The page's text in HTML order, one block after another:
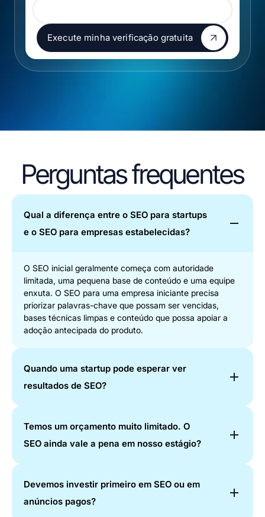
Execute minha verificação gratuita
Execute minha verificação gratuita
Perguntas frequentes
Qual a diferença entre o SEO para startups
e o SEO para empresas estabelecidas?
O SEO inicial geralmente começa com autoridade
limitada, uma pequena base de conteúdo e uma equipe
enxuta. O SEO para uma empresa iniciante precisa
priorizar palavras-chave que possam ser vencidas,
bases técnicas limpas e conteúdo que possa apoiar a
adoção antecipada do produto.
Quando uma startup pode esperar ver
resultados de SEO?
Muitas vezes, as startups podem ver a indexação e o
movimento inicial de classificação nos primeiros meses.
O tráfego e o pipeline significativos geralmente
configuração técnica e da construção de autoridade.
Temos um orçamento muito limitado. O
SEO ainda vale a pena em nosso estágio?
Sim, mas a estratégia precisa ser focada. Os serviços de
SEO para equipes de startups devem priorizar primeiro
as bases de maior impacto, incluindo configuração
Devemos investir primeiro em SEO ou em
anúncios pagos?